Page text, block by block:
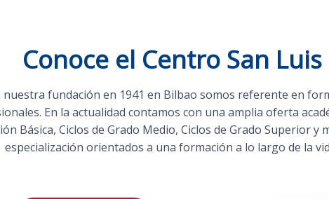
Conoce el Centro San Luis
nuestra fundación en 1941 en Bilbao somos referente en
En la actualidad contamos con una amplia oferta
Básica, Ciclos de Grado Medio, Ciclos de Grado Superior y
especialización orientados a una formación a lo largo de la